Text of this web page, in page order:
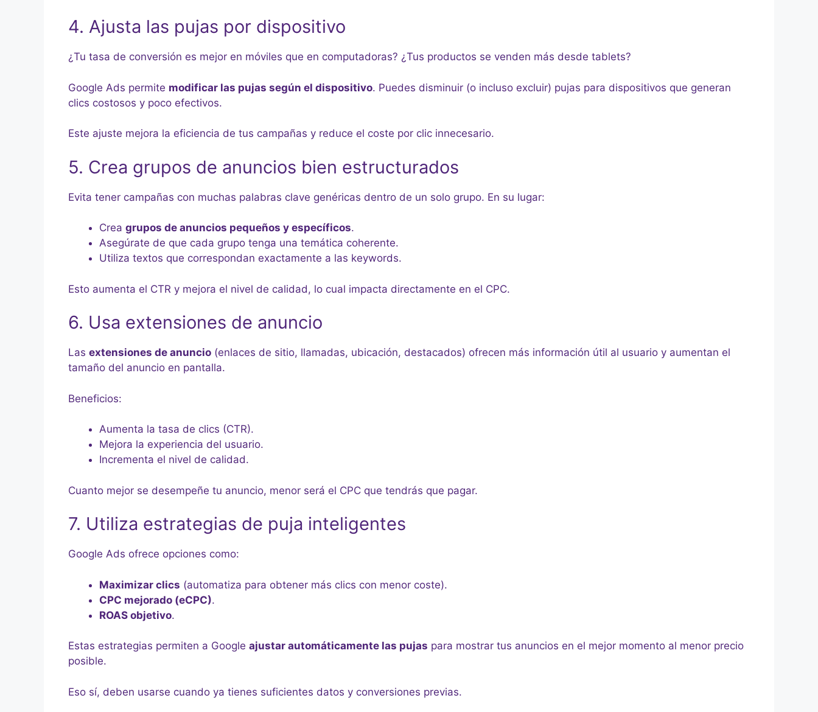
4. Ajusta las pujas por dispositivo
¿Tu tasa de conversión es mejor en móviles que en computadoras? ¿Tus productos se venden más desde tablets?
Google Ads permite modificar las pujas según el dispositivo. Puedes disminuir (o incluso excluir) pujas para dispositivos que generan
clics costosos y poco efectivos.
Este ajuste mejora la eficiencia de tus campañas y reduce el coste por clic innecesario.
5. Crea grupos de anuncios bien estructurados
Evita tener campañas con muchas palabras clave genéricas dentro de un solo grupo. En su lugar:
Crea grupos de anuncios pequeños y específicos.
Asegúrate de que cada grupo tenga una temática coherente.
Utiliza textos que correspondan exactamente a las keywords.
Esto aumenta el CTR y mejora el nivel de calidad, lo cual impacta directamente en el CPC.
6. Usa extensiones de anuncio
Las extensiones de anuncio (enlaces de sitio, llamadas, ubicación, destacados) ofrecen más información útil al usuario y aumentan el
tamaño del anuncio en pantalla.
Beneficios:
Aumenta la tasa de clics (CTR).
Mejora la experiencia del usuario.
Incrementa el nivel de calidad.
Cuanto mejor se desempeñe tu anuncio, menor será el CPC que tendrás que pagar.
7. Utiliza estrategias de puja inteligentes
Google Ads ofrece opciones como:
Maximizar clics (automatiza para obtener más clics con menor coste).
CPC mejorado (eCPC).
ROAS objetivo.
Estas estrategias permiten a Google ajustar automáticamente las pujas para mostrar tus anuncios en el mejor momento al menor precio
posible.
Eso sí, deben usarse cuando ya tienes suficientes datos y conversiones previas.